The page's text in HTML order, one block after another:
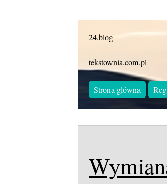
24.blog
tekstownia.com.pl
Strona główna